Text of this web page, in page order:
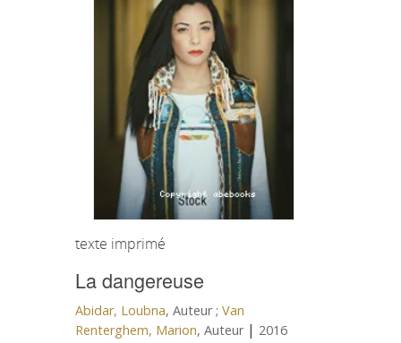
texte imprimé
La dangereuse
Abidar, Loubna, Auteur ;Van
Renterghem, Marion, Auteur | 2016